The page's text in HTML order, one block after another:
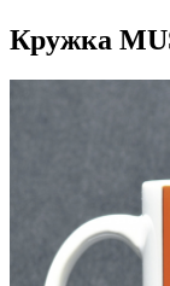
Кружка